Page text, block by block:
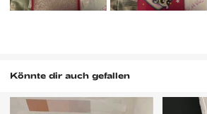
Könnte dir auch gefallen